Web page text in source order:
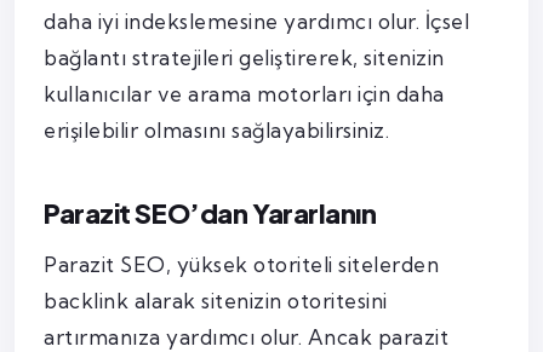
daha iyi indekslemesine yardımcı olur. İçsel
bağlantı stratejileri geliştirerek, sitenizin
kullanıcılar ve arama motorları için daha
erişilebilir olmasını sağlayabilirsiniz.
Parazit SEO’dan Yararlanın
Parazit SEO, yüksek otoriteli sitelerden
backlink alarak sitenizin otoritesini
artırmanıza yardımcı olur. Ancak parazit